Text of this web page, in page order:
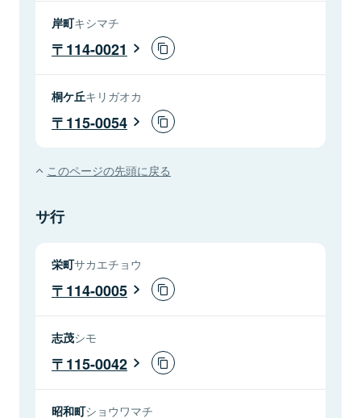
岸町キシマチ
114-0021
桐ケ丘キリガオカ
115-0054
このページの先頭に戻る
サ行
栄町サカエチョウ
114-0005
志茂シモ
115-0042
昭和町ショウワマチ